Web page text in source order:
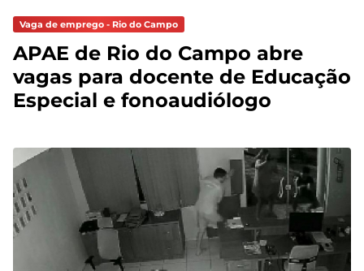
Vaga de emprego - Rio do Campo
APAE de Rio do Campo abre
vagas para docente de Educação
Especial e fonoaudiólogo